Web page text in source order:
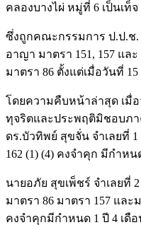
คลองบางไผ่ หมู่ที่ 6 เป็นเท็จ
ซึ่งถูกคณะกรรมการ ป.ป.ช
อาญา มาตรา 151, 157 แล
มาตรา 86 ตั้งแต่เมื่อวันที่
โดยความคืบหน้าล่าสุด เมื่
ทุจริตและประพฤติมิชอบภ
ดร.บัวทิพย์ สุขจั่น จำเลยที่
162 (1) (4) คงจำคุก มีกำหน
นายอภัย สุขเพ็ชร์ จำเลยที่
มาตรา 86 มาตรา 157 และ
คงจำคุกมีกำหนด 1 ปี 4 เดื